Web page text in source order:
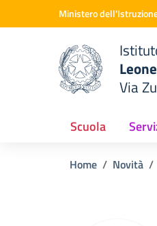
Vai ai contenuti
Vai al menu di navigazione
Ministero
scuola
Via
Scuola
Home Novità